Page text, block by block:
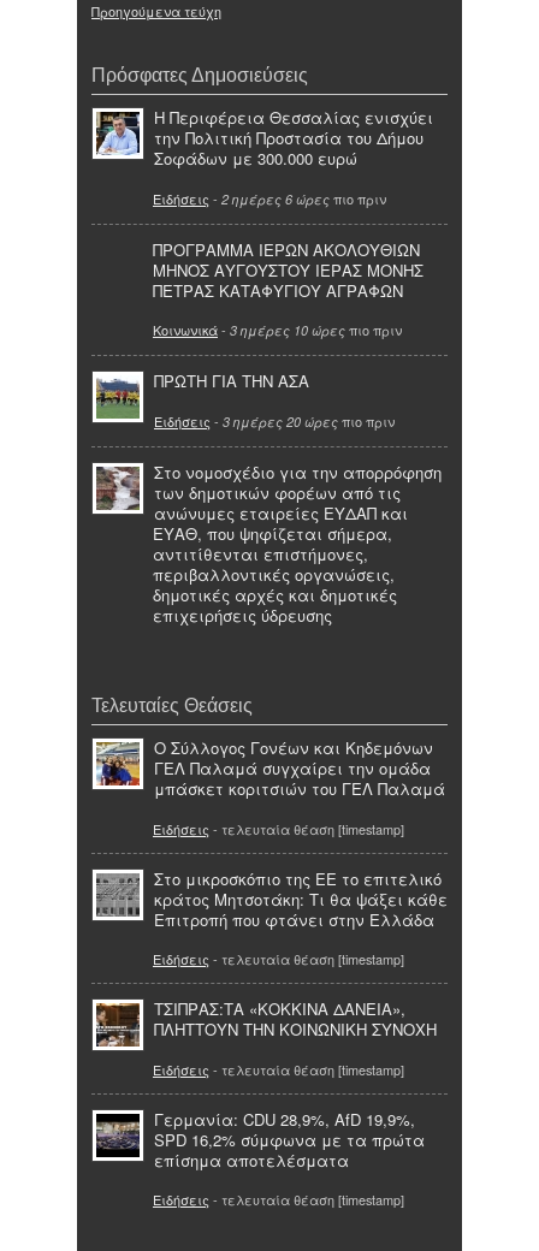
Προηγούμενα τεύχη
Πρόσφατες Δημοσιεύσεις
Η Περιφέρεια Θεσσαλίας ενισχύει
την Πολιτική Προστασία του Δήμου
Σοφάδων με 300.000 ευρώ
Ειδήσεις - 2 ημέρες 6 ώρες πιο πριν
ΠΡΟΓΡΑΜΜΑ ΙΕΡΩΝ ΑΚΟΛΟΥΘΙΩΝ
ΜΗΝΟΣ ΑΥΓΟΥΣΤΟΥ ΙΕΡΑΣ ΜΟΝΗΣ
ΠΕΤΡΑΣ ΚΑΤΑΦΥΓΙΟΥ ΑΓΡΑΦΩΝ
Κοινωνικά- 3 ημέρες 10 ώρες πιο πριν
ΠΡΩΤΗ ΓΙΑ ΤΗΝ ΑΣΑ
Ειδήσεις - 3 ημέρες 20 ώρες πιο πριν
Στο νομοσχέδιο για την απορρόφηση
των δημοτικών φορέων από τις
ανώνυμες εταιρείες ΕΥΔΑΠ και
ΕΥΑΘ, που ψηφίζεται σήμερα,
αντιτίθενται επιστήμονες,
περιβαλλοντικές οργανώσεις,
δημοτικές αρχές και δημοτικές
επιχειρήσεις ύδρευσης
Τελευταίες Θεάσεις
Ο Σύλλογος Γονέων και Κηδεμόνων
ΓΕΛ Παλαμά συγχαίρει την ομάδα
μπάσκετ κοριτσιών του ΓΕΛ Παλαμά
Ειδήσεις - τελευταία θέαση [timestamp]
Στο μικροσκόπιο της ΕΕ το επιτελικό
κράτος Μητσοτάκη: Τι θα ψάξει κάθε
Επιτροπή που φτάνει στην Ελλάδα
Ειδήσεις - τελευταία θέαση [timestamp]
ΤΣΙΠΡΑΣ:ΤΑ «ΚΟΚΚΙΝΑ ΔΑΝΕΙΑ»,
ΠΛΗΤΤΟΥΝ ΤΗΝ ΚΟΙΝΩΝΙΚΗ ΣΥΝΟΧΗ
Ειδήσεις - τελευταία θέαση [timestamp]
Γερμανία: CDU 28,9%, AfD 19,9%,
SPD 16,2% σύμφωνα με τα πρώτα
επίσημα αποτελέσματα
Ειδήσεις - τελευταία θέαση [timestamp]